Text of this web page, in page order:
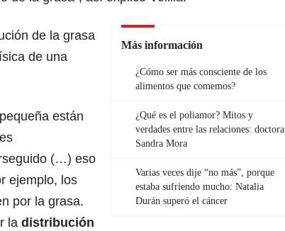
Más información
¿Cómo ser más consciente de los
alimentos que comemos?
¿Qué es el poliamor? Mitos y
verdades entre las relaciones: doctora
Sandra Mora
Varias veces dije “no más”, porque
estaba sufriendo mucho: Natalia
Durán superó el cáncer
de la grasa
de una
están
(…) eso
ejemplo, los
por la grasa.
la distribución